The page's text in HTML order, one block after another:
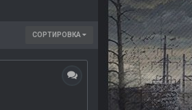
СОРТИРОВКА